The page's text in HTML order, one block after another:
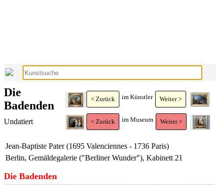
< Zurück im Künstler Weiter >
< Zurück im Museum Weiter >
Die
Badenden
Undatiert
Jean-Baptiste Pater (1695 Valenciennes - 1736 Paris)
Berlin, Gemäldegalerie ("Berliner Wunder"), Kabinett 21
Die Badenden